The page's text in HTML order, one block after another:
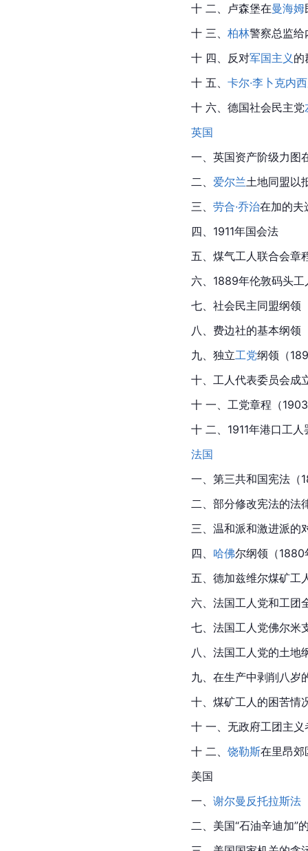
十 二、卢森堡在曼海姆
十 三、 柏林警察总监给
十 四、反对军国主义 的
十 五、 卡尔·李卜克内西
十 六、德国社会民主党
英国
一、 英国资产阶级力图
二、 爱尔兰土地同盟以
三、 劳合·乔治在加的夫
四、1911年国会法
五、 煤气工人联合会章
六、1889年伦敦码头工
七、社会民主同盟纲领
八、费边社的基本纲领
九、独立工党纲领（
十、工人代表委员会
十 一、工党章程（
十 二、1911年港口工人
法国
一、第三共和国宪法（
二、部分修改宪法的法
三、温和派和激进派的
四、 哈佛尔纲领（1880
五、德加兹维尔煤矿工
六、法国工人党和工团
七、法国工人党佛尔米
八、法国工人党的土地
九、在生产中剥削八岁
十、煤矿工人的困苦情
十 一、无政府工团主
十 二、 饶勒斯在里昂郊
美国
一、 谢尔曼反托拉斯法
二、 美国“石油辛迪加”